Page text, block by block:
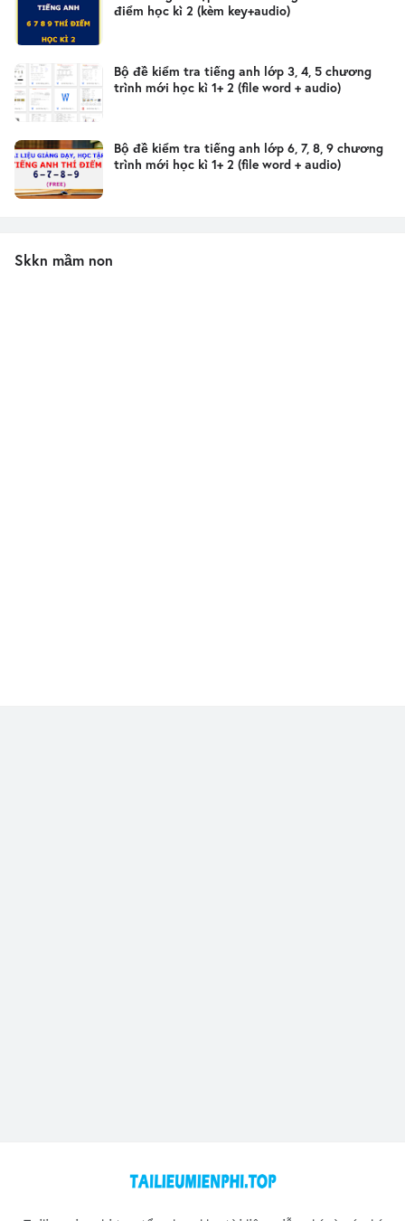
điểm học kì 2 (kèm key+audio)
Bộ đề kiểm tra tiếng anh lớp 3, 4, 5 chương
trình mới học kì 1+ 2 (file word + audio)
Bộ đề kiểm tra tiếng anh lớp 6, 7, 8, 9 chương
trình mới học kì 1+ 2 (file word + audio)
Skkn mầm non